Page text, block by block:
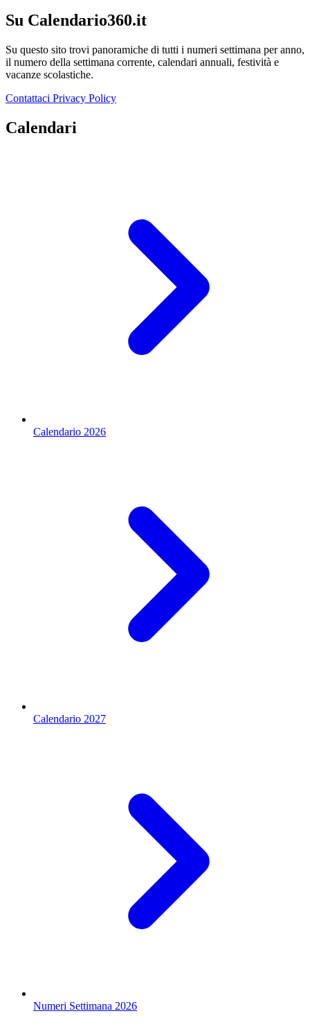
Su Calendario360.it
Su questo sito trovi panoramiche di tutti i numeri settimana per anno,
il numero della settimana corrente, calendari annuali, festività e
vacanze scolastiche.
Contattaci Privacy Policy
Calendari
Calendario 2026
Calendario 2027
Numeri Settimana 2026